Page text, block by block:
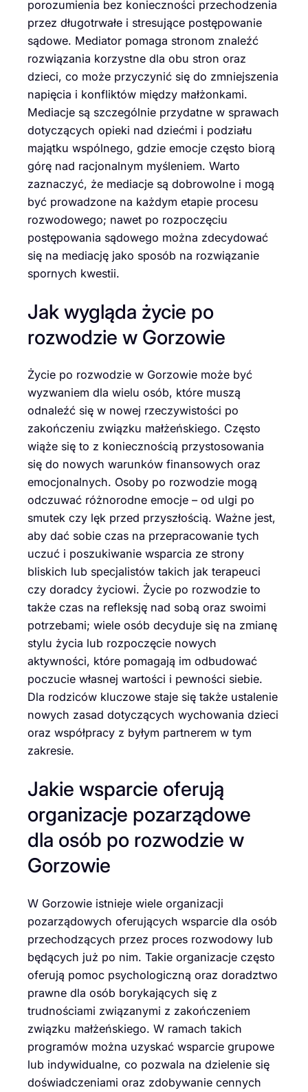
porozumienia bez konieczności przechodzenia
przez długotrwałe i stresujące postępowanie
sądowe. Mediator pomaga stronom znaleźć
rozwiązania korzystne dla obu stron oraz
dzieci, co może przyczynić się do zmniejszenia
napięcia i konfliktów między małżonkami.
Mediacje są szczególnie przydatne w sprawach
dotyczących opieki nad dziećmi i podziału
majątku wspólnego, gdzie emocje często biorą
górę nad racjonalnym myśleniem. Warto
zaznaczyć, że mediacje są dobrowolne i mogą
być prowadzone na każdym etapie procesu
rozwodowego; nawet po rozpoczęciu
postępowania sądowego można zdecydować
się na mediację jako sposób na rozwiązanie
spornych kwestii.
Jak wygląda życie po
rozwodzie w Gorzowie
Życie po rozwodzie w Gorzowie może być
wyzwaniem dla wielu osób, które muszą
odnaleźć się w nowej rzeczywistości po
zakończeniu związku małżeńskiego. Często
wiąże się to z koniecznością przystosowania
się do nowych warunków finansowych oraz
emocjonalnych. Osoby po rozwodzie mogą
odczuwać różnorodne emocje – od ulgi po
smutek czy lęk przed przyszłością. Ważne jest,
aby dać sobie czas na przepracowanie tych
uczuć i poszukiwanie wsparcia ze strony
bliskich lub specjalistów takich jak terapeuci
czy doradcy życiowi. Życie po rozwodzie to
także czas na refleksję nad sobą oraz swoimi
potrzebami; wiele osób decyduje się na zmianę
stylu życia lub rozpoczęcie nowych
aktywności, które pomagają im odbudować
poczucie własnej wartości i pewności siebie.
Dla rodziców kluczowe staje się także ustalenie
nowych zasad dotyczących wychowania dzieci
oraz współpracy z byłym partnerem w tym
zakresie.
Jakie wsparcie oferują
organizacje pozarządowe
dla osób po rozwodzie w
Gorzowie
W Gorzowie istnieje wiele organizacji
pozarządowych oferujących wsparcie dla osób
przechodzących przez proces rozwodowy lub
będących już po nim. Takie organizacje często
oferują pomoc psychologiczną oraz doradztwo
prawne dla osób borykających się z
trudnościami związanymi z zakończeniem
związku małżeńskiego. W ramach takich
programów można uzyskać wsparcie grupowe
lub indywidualne, co pozwala na dzielenie się
doświadczeniami oraz zdobywanie cennych